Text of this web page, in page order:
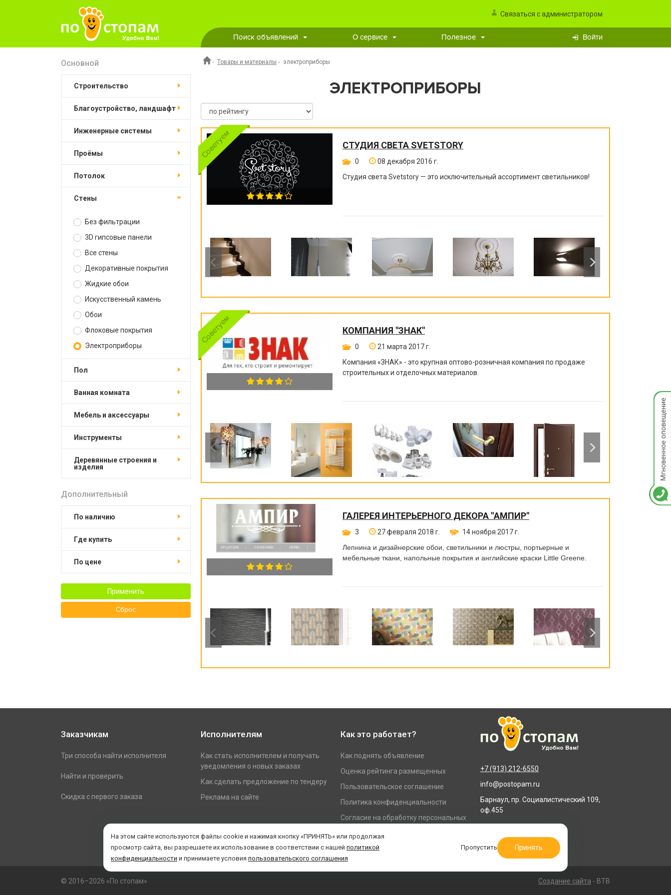
Связаться с администратором
Поиск объявлений О сервисе Полезное Войти
Основной
Строительство
Благоустройство, ландшафт
Инженерные системы
Проёмы
Потолок
Стены
Без фильтрации
3D гипсовые панели
Все стены
Декоративные покрытия
Жидкие обои
Искусственный камень
Обои
Флоковые покрытия
Электроприборы
Пол
Ванная комната
Мебель и аксессуары
Инструменты
Деревянные строения и
изделия
Дополнительный
По наличию
Где купить
По цене
Применить
Сброс
- Товары и материалы - электроприборы
ЭЛЕКТРОПРИБОРЫ
СТУДИЯ СВЕТА SVETSTORY
0
08 декабря 2016 г.
Студия света Svetstory — это исключительный ассортимент светильников!
КОМПАНИЯ "ЗНАК"
0
21 марта 2017 г.
Компания «ЗНАК» - это крупная оптово-розничная компания по продаже
строительных и отделочных материалов.
ГАЛЕРЕЯ ИНТЕРЬЕРНОГО ДЕКОРА "АМПИР"
3 27 февраля 2018 г.
14 ноября 2017 г.
Лепнина и дизайнерские обои, светильники и люстры, портьерные и
мебельные ткани, напольные покрытия и английские краски Little Greene.
Заказчикам
Три способа найти исполнителя
Найти и проверить
Скидка с первого заказа
Исполнителям
Как стать исполнителем и получать
уведомления о новых заказах
Как сделать предложение по тендеру
Реклама на сайте
Как это работает?
Как поднять объявление
Оценка рейтинга размещенных
Пользовательское соглашение
Политика конфиденциальности
Согласие на обработку персональных
+7 (913) 212-6550
info@postopam.ru
Барнаул, пр. Социалистический 109,
оф.455
© 2016–2026 «По стопам» Создание сайта - BTB
На этом сайте используются файлы cookie и нажимая кнопку «ПРИНЯТЬ» или продолжая
просмотр сайта, вы разрешаете их использование в соответствии с нашей политикой
конфиденциальности и принимаете условия пользовательского соглашения
Пропустить Принять